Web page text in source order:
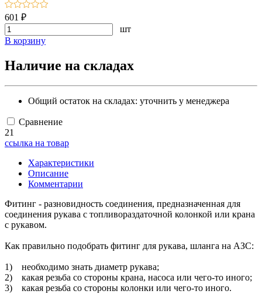
601 ₽
шт
В корзину
Наличие на складах
Общий остаток на складах: уточнить у менеджера
Сравнение
21
ссылка на товар
Характеристики
Описание
Комментарии
Фитинг - разновидность соединения, предназначенная для
соединения рукава с топливораздаточной колонкой или крана
с рукавом.
Как правильно подобрать фитинг для рукава, шланга на АЗС:
1) необходимо знать диаметр рукава;
2) какая резьба со стороны крана, насоса или чего-то иного;
3) какая резьба со стороны колонки или чего-то иного.